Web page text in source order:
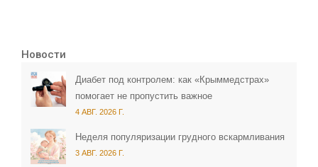
Новости
Диабет под контролем: как «Крыммедстрах»
помогает не пропустить важное
4 АВГ. 2026 Г.
Неделя популяризации грудного вскармливания
3 АВГ. 2026 Г.